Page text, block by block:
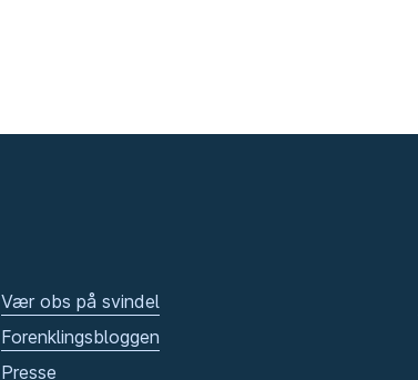
Vær obs på svindel
Forenklingsbloggen
Presse